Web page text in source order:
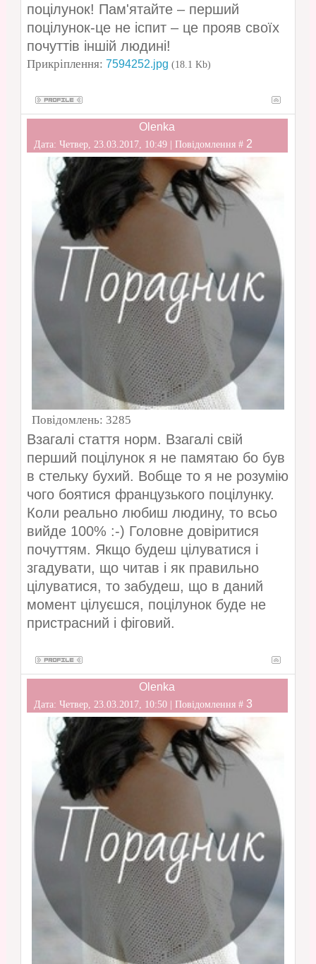
поцілунок! Пам'ятайте – перший
поцілунок-це не іспит – це прояв своїх
почуттів іншій людині!
Прикріплення: 7594252.jpg (18.1 Kb)
Olenka
Дата: Четвер, 23.03.2017, 10:49 | Повідомлення # 2
Повідомлень: 3285
Взагалі стаття норм. Взагалі свій
перший поцілунок я не памятаю бо був
в стельку бухий. Вобще то я не розумію
чого боятися французького поцілунку.
Коли реально любиш людину, то всьо
вийде 100% :-) Головне довіритися
почуттям. Якщо будеш цілуватися і
згадувати, що читав і як правильно
цілуватися, то забудеш, що в даний
момент цілуєшся, поцілунок буде не
пристрасний і фіговий.
Olenka
Дата: Четвер, 23.03.2017, 10:50 | Повідомлення # 3